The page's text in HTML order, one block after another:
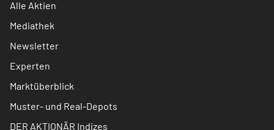
Alle Aktien
Mediathek
Newsletter
Experten
Marktüberblick
Muster- und Real-Depots
DER AKTIONÄR Indizes